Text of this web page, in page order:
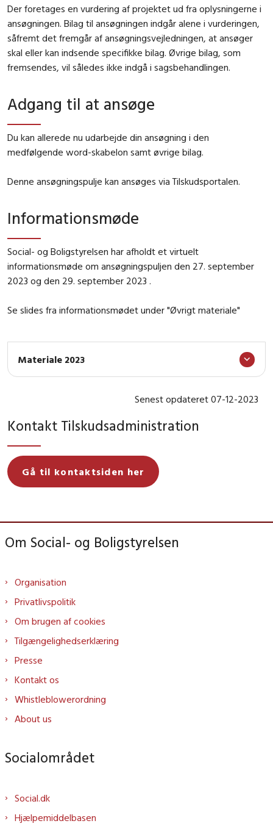
Der foretages en vurdering af projektet ud fra oplysningerne i
ansøgningen. Bilag til ansøgningen indgår alene i vurderingen,
såfremt det fremgår af ansøgningsvejledningen, at ansøger
skal eller kan indsende specifikke bilag. Øvrige bilag, som
fremsendes, vil således ikke indgå i sagsbehandlingen.
Adgang til at ansøge
Du kan allerede nu udarbejde din ansøgning i den
medfølgende word-skabelon samt øvrige bilag.
Denne ansøgningspulje kan ansøges via Tilskudsportalen.
Informationsmøde
Social- og Boligstyrelsen har afholdt et virtuelt
informationsmøde om ansøgningspuljen den 27. september
2023 og den 29. september 2023 .
Se slides fra informationsmødet under "Øvrigt materiale"
Materiale 2023
Senest opdateret 07-12-2023
Kontakt Tilskudsadministration
Gå til kontaktsiden her
Om Social- og Boligstyrelsen
Organisation
Privatlivspolitik
Om brugen af cookies
Tilgængelighedserklæring
Presse
Kontakt os
Whistleblowerordning
About us
Socialområdet
Social.dk
Hjælpemiddelbasen